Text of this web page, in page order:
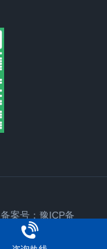
备案号：豫ICP备